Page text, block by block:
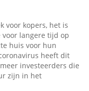
voor kopers, het is
langere tijd op
huis voor hun
heeft dit
investeerders die
zijn in het